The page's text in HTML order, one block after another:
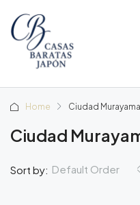
Home Ciudad Murayama
Ciudad
Sort by: Default Order